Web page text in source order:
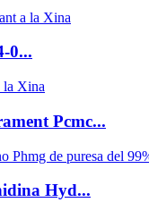
0...
Pcmc...
Hyd...